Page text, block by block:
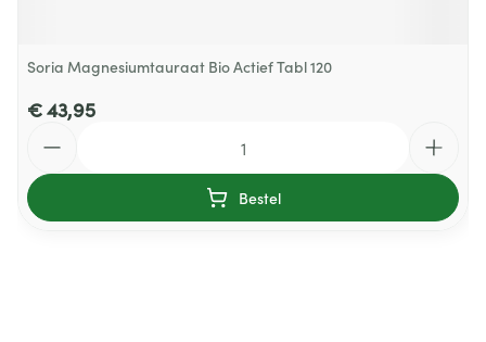
Soria Magnesiumtauraat Bio Actief Tabl 120
€ 43,95
Bestel